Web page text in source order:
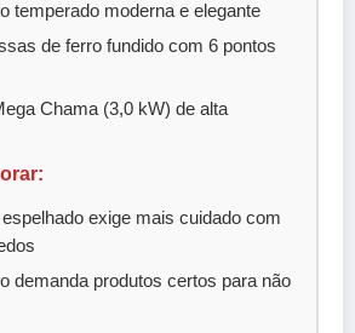
temperado moderna e elegante
de ferro fundido com 6 pontos
Chama (3,0 kW) de alta
exige mais cuidado com
demanda produtos certos para não